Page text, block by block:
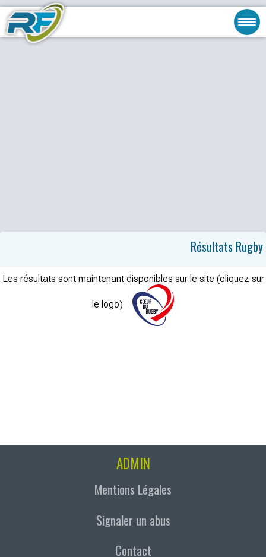
Résultats Rugby
Les résultats sont maintenant disponibles sur le site (cliquez sur
le logo)
ADMIN
Mentions Légales
Signaler un abus
Contact